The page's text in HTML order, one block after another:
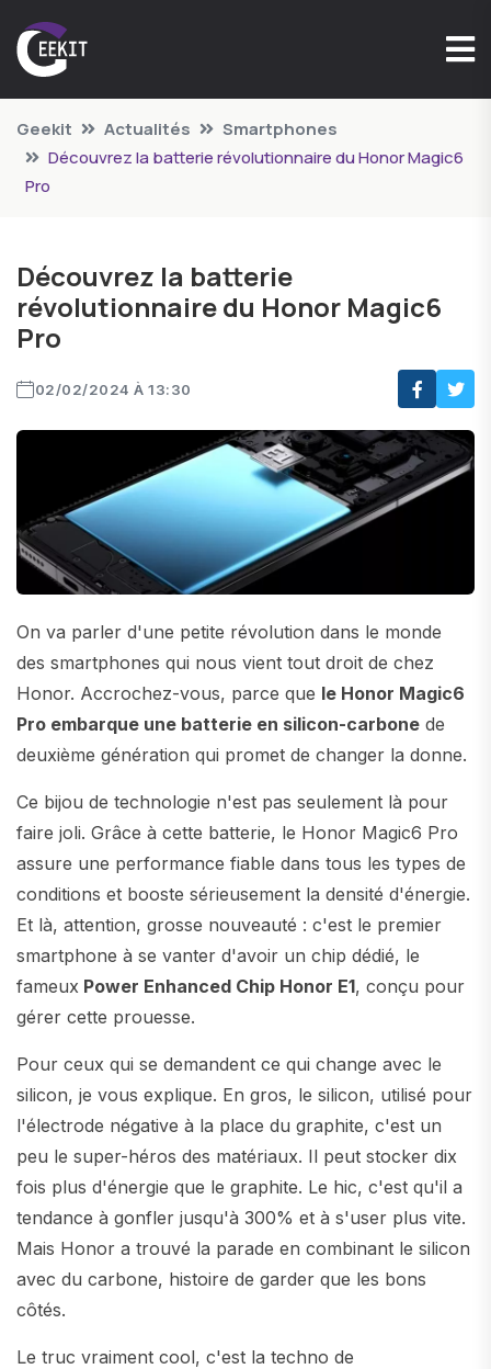
Geekit Actualités
Smartphones
Découvrez la batterie révolutionnaire du Honor Magic6
Pro
Découvrez la batterie
révolutionnaire du Honor Magic6
Pro
02/02/2024 À 13:30
On va parler d'une petite révolution dans le monde
des smartphones qui nous vient tout droit de chez
Honor. Accrochez-vous, parce que le Honor Magic6
Pro embarque une batterie en silicon-carbone de
deuxième génération qui promet de changer la donne.
Ce bijou de technologie n'est pas seulement là pour
faire joli. Grâce à cette batterie, le Honor Magic6 Pro
assure une performance fiable dans tous les types de
conditions et booste sérieusement la densité d'énergie.
Et là, attention, grosse nouveauté : c'est le premier
smartphone à se vanter d'avoir un chip dédié, le
fameux Power Enhanced Chip Honor E1, conçu pour
gérer cette prouesse.
Pour ceux qui se demandent ce qui change avec le
silicon, je vous explique. En gros, le silicon, utilisé pour
l'électrode négative à la place du graphite, c'est un
peu le super-héros des matériaux. Il peut stocker dix
fois plus d'énergie que le graphite. Le hic, c'est qu'il a
tendance à gonfler jusqu'à 300% et à s'user plus vite.
Mais Honor a trouvé la parade en combinant le silicon
avec du carbone, histoire de garder que les bons
côtés.
Le truc vraiment cool, c'est la techno de